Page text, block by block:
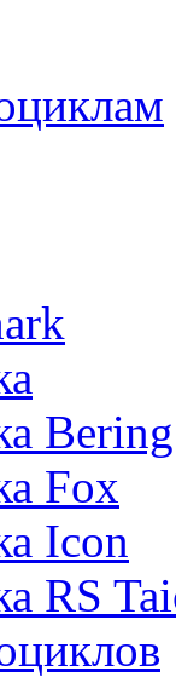
Bering
Fox
Icon
RS